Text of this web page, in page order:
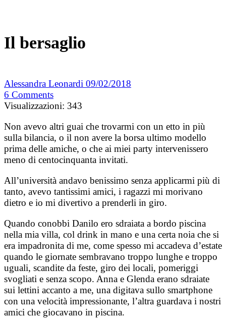
Il bersaglio
Alessandra Leonardi 09/02/2018
6 Comments
Visualizzazioni: 343
Non avevo altri guai che trovarmi con un etto in più
sulla bilancia, o il non avere la borsa ultimo modello
prima delle amiche, o che ai miei party intervenissero
meno di centocinquanta invitati.
All’università andavo benissimo senza applicarmi più di
tanto, avevo tantissimi amici, i ragazzi mi morivano
dietro e io mi divertivo a prenderli in giro.
Quando conobbi Danilo ero sdraiata a bordo piscina
nella mia villa, col drink in mano e una certa noia che si
era impadronita di me, come spesso mi accadeva d’estate
quando le giornate sembravano troppo lunghe e troppo
uguali, scandite da feste, giro dei locali, pomeriggi
svogliati e senza scopo. Anna e Glenda erano sdraiate
sui lettini accanto a me, una digitava sullo smartphone
con una velocità impressionante, l’altra guardava i nostri
amici che giocavano in piscina.